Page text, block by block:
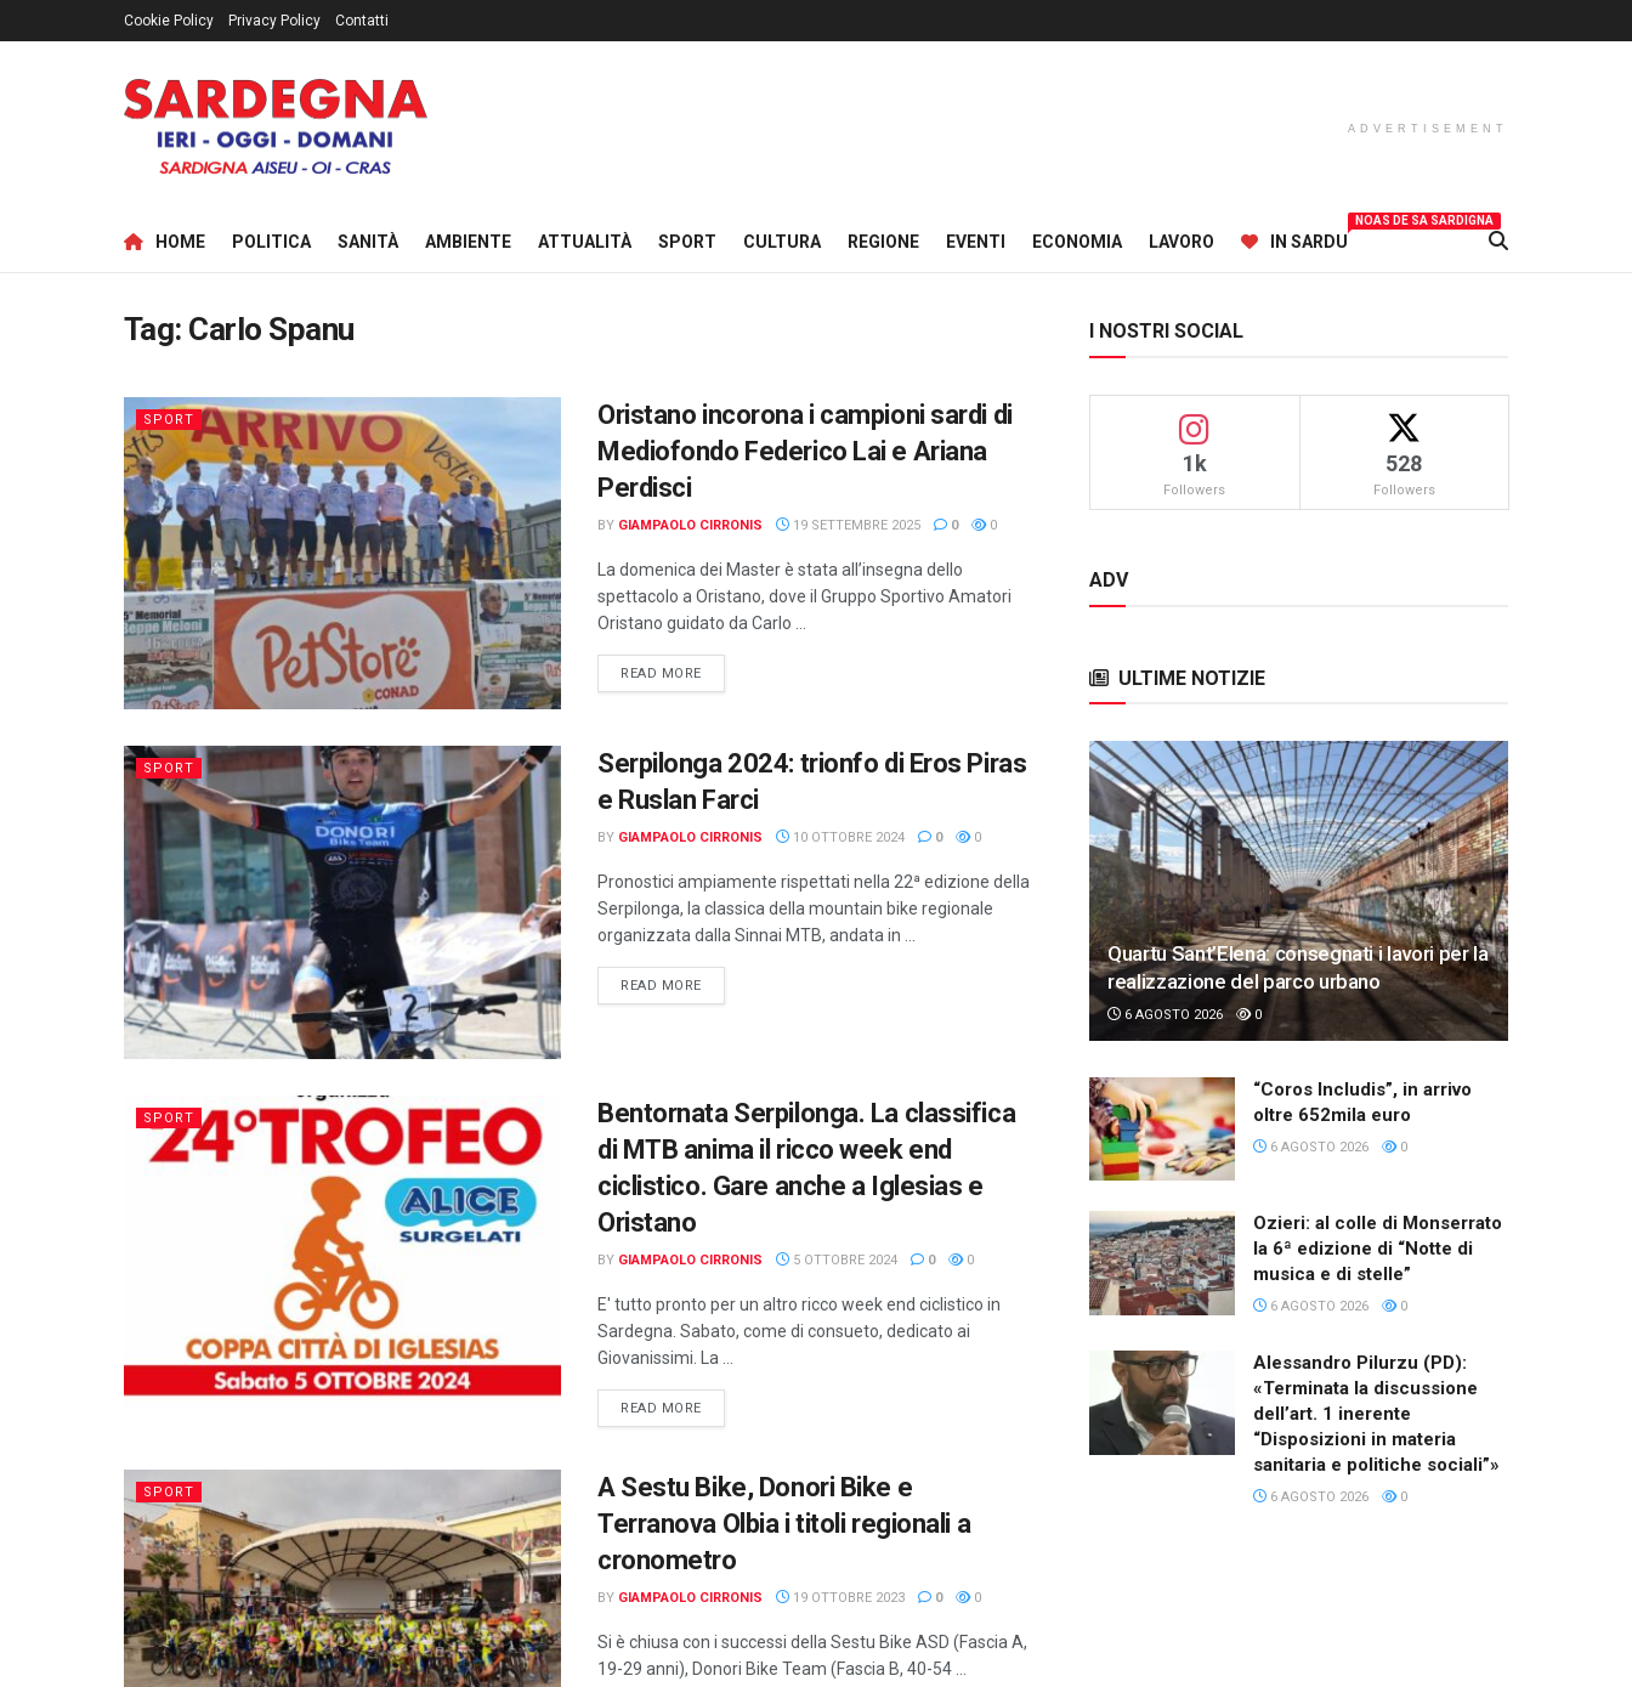
Cookie Policy Privacy Policy Contatti
ADVERTISEMENT
HOME POLITICA SANITÀ AMBIENTE ATTUALITÀ SPORT CULTURA REGIONE EVENTI ECONOMIA LAVORO IN SARDU
NOAS DE SA SARDIGNA
Tag: Carlo Spanu
SPORT
Oristano incorona i campioni sardi di
Mediofondo Federico Lai e Ariana
Perdisci
BY GIAMPAOLO CIRRONIS 19 SETTEMBRE 2025 0 0
La domenica dei Master è stata all’insegna dello
spettacolo a Oristano, dove il Gruppo Sportivo Amatori
Oristano guidato da Carlo ...
READ MOREDETAILS
SPORT
Serpilonga 2024: trionfo di Eros Piras
e Ruslan Farci
BY GIAMPAOLO CIRRONIS 10 OTTOBRE 2024 0 0
Pronostici ampiamente rispettati nella 22ª edizione della
Serpilonga, la classica della mountain bike regionale
organizzata dalla Sinnai MTB, andata in ...
READ MOREDETAILS
SPORT
Bentornata Serpilonga. La classifica
di MTB anima il ricco week end
ciclistico. Gare anche a Iglesias e
Oristano
BY GIAMPAOLO CIRRONIS 5 OTTOBRE 2024 0 0
E' tutto pronto per un altro ricco week end ciclistico in
Sardegna. Sabato, come di consueto, dedicato ai
Giovanissimi. La ...
READ MOREDETAILS
SPORT
A Sestu Bike, Donori Bike e
Terranova Olbia i titoli regionali a
cronometro
BY GIAMPAOLO CIRRONIS 19 OTTOBRE 2023 0 0
Si è chiusa con i successi della Sestu Bike ASD (Fascia A,
19-29 anni), Donori Bike Team (Fascia B, 40-54 ...
I NOSTRI SOCIAL
1k
Followers
528
Followers
ADV
ULTIME NOTIZIE
Quartu Sant’Elena: consegnati i lavori per la
realizzazione del parco urbano
6 AGOSTO 2026 0
“Coros Includis”, in arrivo
oltre 652mila euro
6 AGOSTO 2026 0
Ozieri: al colle di Monserrato
la 6ª edizione di “Notte di
musica e di stelle”
6 AGOSTO 2026 0
Alessandro Pilurzu (PD):
«Terminata la discussione
dell’art. 1 inerente
“Disposizioni in materia
sanitaria e politiche sociali”»
6 AGOSTO 2026 0